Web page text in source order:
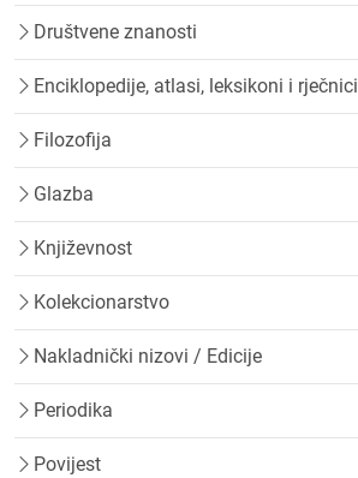
Društvene znanosti
Enciklopedije, atlasi, leksikoni i rječnici
Filozofija
Glazba
Književnost
Kolekcionarstvo
Nakladnički nizovi / Edicije
Periodika
Povijest